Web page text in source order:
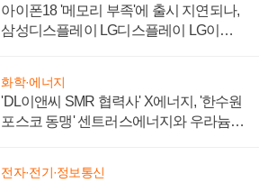
아이폰18 '메모리 부족'에 출시 지연되나,
삼성디스플레이 LG디스플레이 LG이노
화학·에너지
'DL이앤씨 SMR 협력사' X에너지, '한수원
포스코 동맹' 센트러스에너지와 우라늄
전자·전기·정보통신